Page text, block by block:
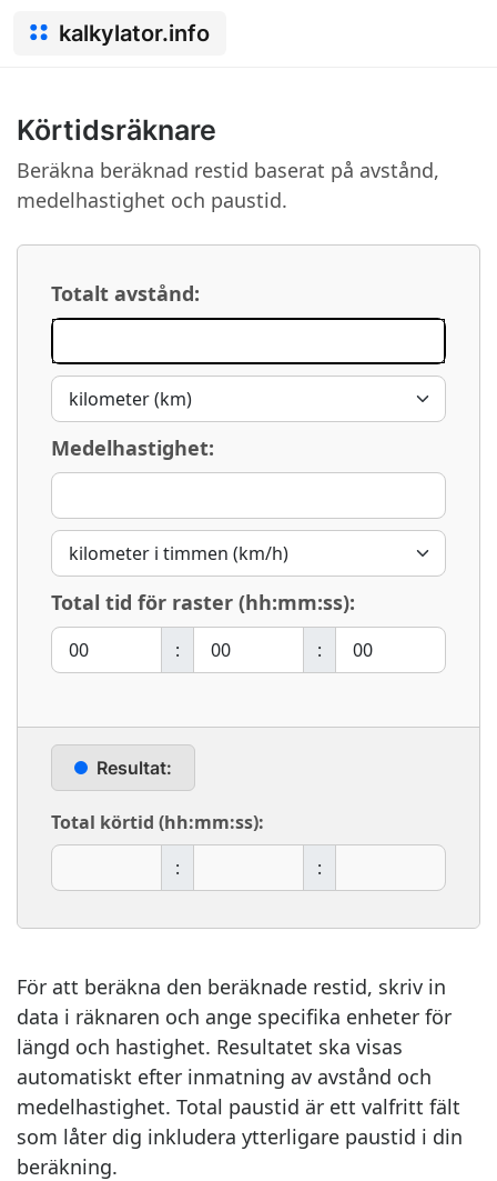
kalkylator.info
Körtidsräknare
Beräkna beräknad restid baserat på avstånd,
medelhastighet och paustid.
Totalt avstånd:
Medelhastighet:
Total tid för raster (hh:mm:ss):
: :
Resultat:
Total körtid (hh:mm:ss):
:
:
För att beräkna den beräknade restid, skriv in
data i räknaren och ange specifika enheter för
längd och hastighet. Resultatet ska visas
automatiskt efter inmatning av avstånd och
medelhastighet. Total paustid är ett valfritt fält
som låter dig inkludera ytterligare paustid i din
beräkning.